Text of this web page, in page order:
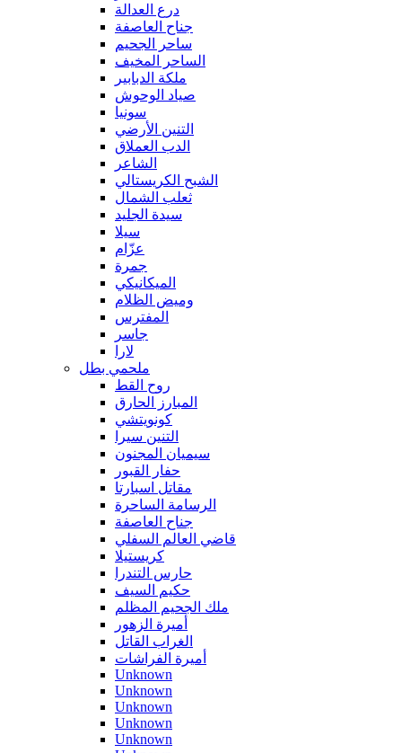
درع العدالة
جناح العاصفة
ساحر الجحيم
الساحر المخيف
ملكة الدبابير
صياد الوحوش
سونيا
التنين الأرضي
الدب العملاق
الشاعر
الشبح الكريستالي
ثعلب الشمال
سيدة الجليد
سيلا
عزّام
جمرة
الميكانيكي
وميض الظلام
المفترس
جاسر
لارا
ملحمي بطل
روح القط
المبارز الحارق
كونويتشي
التنين سيرا
سيميان المجنون
حفار القبور
مقاتل اسبارتا
الرسامة الساحرة
جناح العاصفة
قاضي العالم السفلي
كريستيلا
حارس التندرا
حكيم السيف
ملك الجحيم المظلم
أميرة الزهور
الغراب القاتل
أميرة الفراشات
Unknown
Unknown
Unknown
Unknown
Unknown